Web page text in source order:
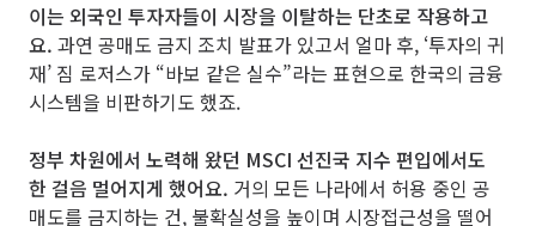
이는 외국인 투자자들이 시장을 이탈하는 단초로 작용하고
요. 과연 공매도 금지 조치 발표가 있고서 얼마 후, ‘투자의 귀
재’ 짐 로저스가 “바보 같은 실수”라는 표현으로 한국의 금융
시스템을 비판하기도 했죠.
정부 차원에서 노력해 왔던 MSCI 선진국 지수 편입에서도
한 걸음 멀어지게 했어요. 거의 모든 나라에서 허용 중인 공
매도를 금지하는 건, 불확실성을 높이며 시장접근성을 떨어